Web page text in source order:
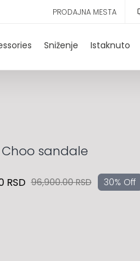
PRODAJNA MESTA
Sniženje Istaknuto
sandale
96,900.00RSDOriginalna
RSD
Trenutna
30% Off